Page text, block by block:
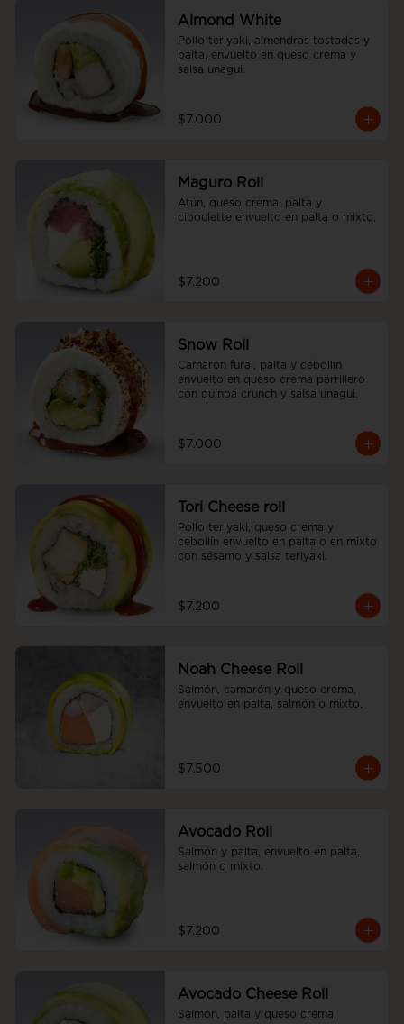
Almond White
Pollo teriyaki, almendras tostadas y
palta, envuelto en queso crema y
salsa unagui.
$7.000
Maguro Roll
Atún, queso crema, palta y
ciboulette envuelto en palta o mixto.
$7.200
Snow Roll
Camarón furai, palta y cebollín
envuelto en queso crema parrillero
con quinoa crunch y salsa unagui.
$7.000
Tori Cheese roll
Pollo teriyaki, queso crema y
cebollín envuelto en palta o en mixto
con sésamo y salsa teriyaki.
$7.200
Noah Cheese Roll
Salmón, camarón y queso crema,
envuelto en palta, salmón o mixto.
$7.500
Avocado Roll
Salmón y palta, envuelto en palta,
salmón o mixto.
$7.200
Avocado Cheese Roll
Salmón, palta y queso crema,